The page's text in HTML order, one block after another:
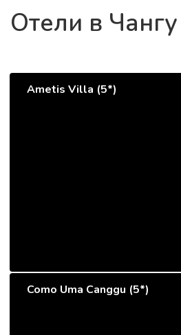
Отели в Чангу
Ametis Villa (5*)
Como Uma Canggu (5*)